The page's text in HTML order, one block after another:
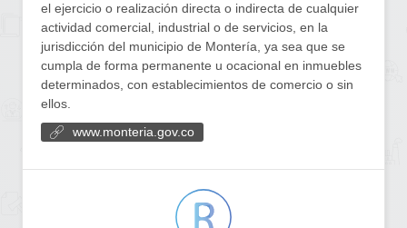
el ejercicio o realización directa o indirecta de cualquier
actividad comercial, industrial o de servicios, en la
jurisdicción del municipio de Montería, ya sea que se
cumpla de forma permanente u ocacional en inmuebles
determinados, con establecimientos de comercio o sin
ellos.
www.monteria.gov.co